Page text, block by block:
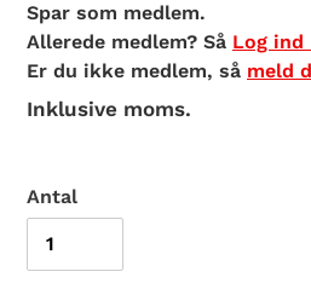
Spar som medlem.
Allerede medlem? Så Log ind
Er du ikke medlem, så meld
Inklusive moms.
Antal